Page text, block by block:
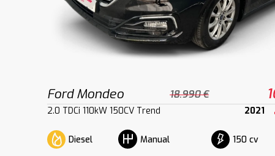
Ford Mondeo 18.990 €
2.0 TDCi 110kW 150CV Trend 2021
Diesel Manual 150 cv